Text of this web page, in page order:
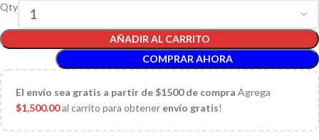
Qty
AÑADIR AL CARRITO
COMPRAR AHORA
El envío sea gratis a partir de $1500 de compra Agrega
$1,500.00al carrito para obtener envío gratis!